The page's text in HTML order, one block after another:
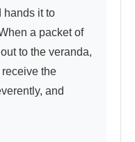
hands it to
a packet of
to the veranda,
the
and